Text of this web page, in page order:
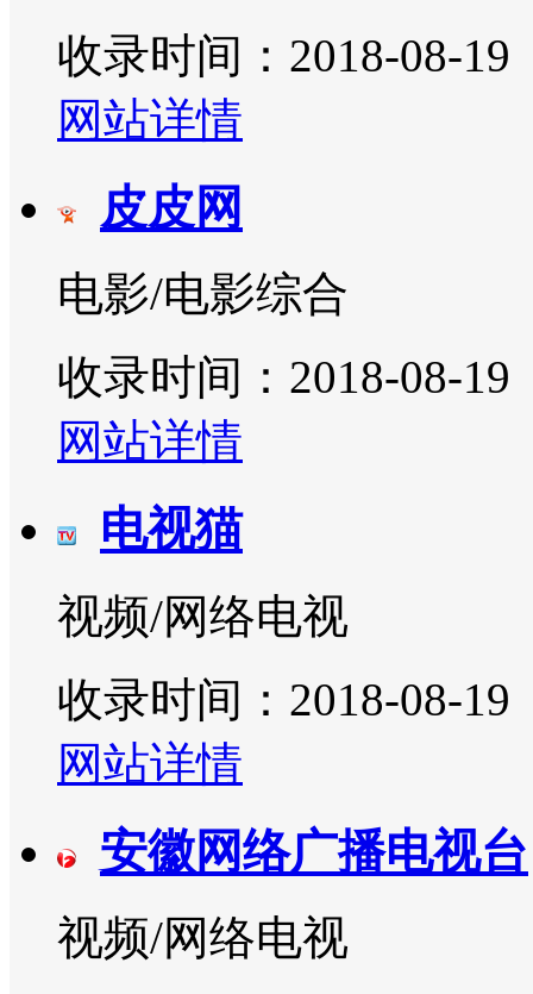
收录时间：2018-08-19
网站详情
皮皮网
电影/电影综合
收录时间：2018-08-19
网站详情
电视猫
视频/网络电视
收录时间：2018-08-19
网站详情
安徽网络广播电视台
视频/网络电视